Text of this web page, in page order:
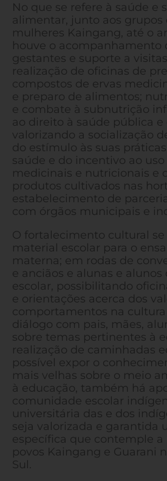
No que se refere à saúde e
alimentar, junto aos grupos
mulheres Kaingang, até o
houve o acompanhamento
gestantes e suporte a
realização de oficinas de
compostos de ervas
e preparo de alimentos;
e combate à subnutrição
ao direito à saúde pública e
valorizando a socialização
do estímulo às suas
saúde e do incentivo ao uso
medicinais e nutricionais e
produtos cultivados nas
estabelecimento de
com órgãos municipais e
O fortalecimento cultural se
material escolar para o
materna; em rodas de
e anciãos e alunas e
escolar, possibilitando
e orientações acerca dos
comportamentos na
diálogo com pais, mães,
sobre temas pertinentes à
realização de caminhadas
possível expor o
mais velhas sobre o meio
à educação, também há
comunidade escolar
universitária das e dos
seja valorizada e garantida
específica que contemple a
povos Kaingang e Guarani
Sul.